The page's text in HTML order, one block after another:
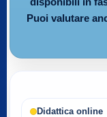
Puoi valutare
Didattica online